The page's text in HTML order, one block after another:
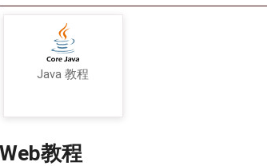
Java 教程
Web教程